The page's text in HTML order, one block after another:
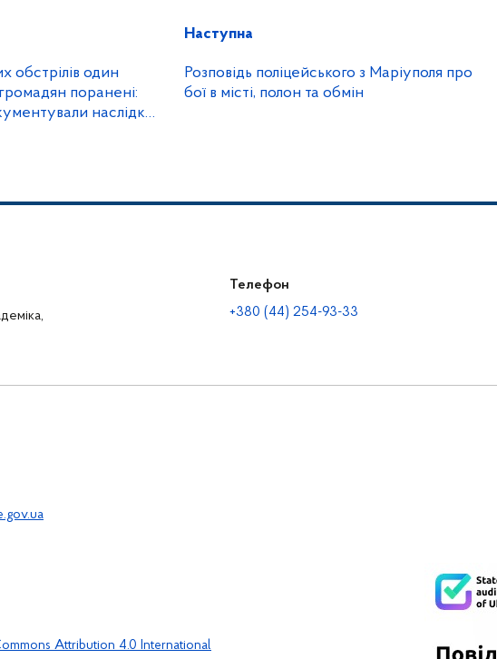
обстрілів один
поранені:
наслідки
Наступна
Розповідь поліцейського з Маріуполя про
бої в місті, полон та обмін
Телефон
+380 (44) 254-93-33
Attribution 4.0 International